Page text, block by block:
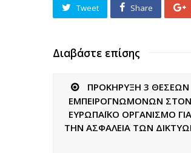
Tweet Share
Διαβάστε επίσης
ΠΡΟΚΗΡΥΞΗ 3 ΘΕΣΕΩΝ
ΕΜΠΕΙΡΟΓΝΩΜΟΝΩΝ ΣΤΟΝ
ΕΥΡΩΠΑΪΚΟ ΟΡΓΑΝΙΣΜΟ ΓΙΑ
ΤΗΝ ΑΣΦΑΛΕΙΑ ΤΩΝ